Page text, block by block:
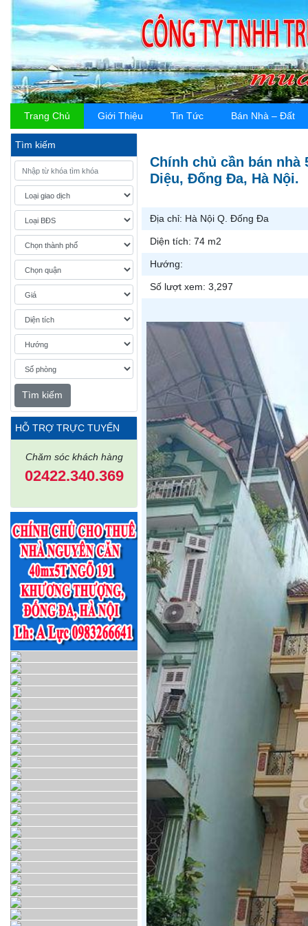
Trang Chủ Giới Thiệu Tin Tức Bán Nhà – Đất
Tìm kiếm
Tìm kiếm
HỖ TRỢ TRỰC TUYẾN
Chăm sóc khách hàng
02422.340.369
Chính chủ cần bán nhà
Diệu, Đống Đa, Hà Nội.
Địa chỉ: Hà Nội Q. Đống Đa
Diện tích: 74 m2
Hướng:
Số lượt xem: 3,297